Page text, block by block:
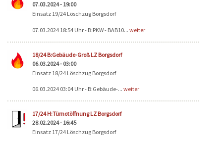
07.03.2024 - 19:00
Einsatz 19/24 Löschzug Borgsdorf
07.03.2024 18:54 Uhr - B:PKW - BAB10... weiter
18/24 B:Gebäude-Groß LZ Borgsdorf
06.03.2024 - 03:00
Einsatz 18/24 Löschzug Borgsdorf
06.03.2024 03:04 Uhr - B:Gebäude-... weiter
17/24 H:Türnotöffnung LZ Borgsdorf
28.02.2024 - 16:45
Einsatz 17/24 Löschzug Borgsdorf